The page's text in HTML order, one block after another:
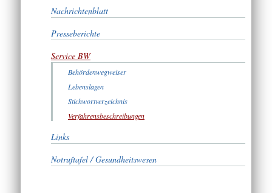
Nachrichtenblatt
Presseberichte
Service BW
Behördenwegweiser
Lebenslagen
Stichwortverzeichnis
Verfahrensbeschreibungen
Links
Notruftafel / Gesundheitswesen